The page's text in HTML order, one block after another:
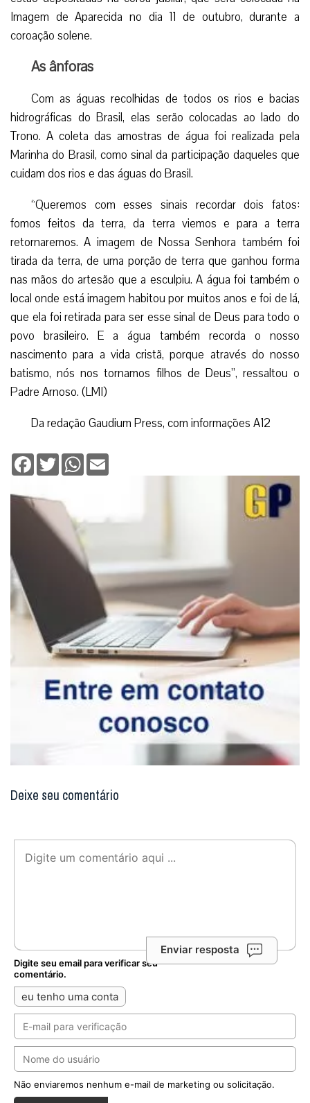
Imagem de Aparecida no dia 11 de outubro, durante a
coroação solene.
As ânforas
Com as águas recolhidas de todos os rios e bacias
hidrográficas do Brasil, elas serão colocadas ao lado do
Trono. A coleta das amostras de água foi realizada pela
Marinha do Brasil, como sinal da participação daqueles que
cuidam dos rios e das águas do Brasil.
“Queremos com esses sinais recordar dois fatos:
fomos feitos da terra, da terra viemos e para a terra
retornaremos. A imagem de Nossa Senhora também foi
tirada da terra, de uma porção de terra que ganhou forma
nas mãos do artesão que a esculpiu. A água foi também o
local onde está imagem habitou por muitos anos e foi de lá,
que ela foi retirada para ser esse sinal de Deus para todo o
povo brasileiro. E a água também recorda o nosso
nascimento para a vida cristã, porque através do nosso
batismo, nós nos tornamos filhos de Deus”, ressaltou o
Padre Arnoso. (LMI)
Da redação Gaudium Press, com informações A12
Facebook
TwitterWhatsApp
Deixe seu comentário
Enviar resposta
Digite seu email para verificar seu
comentário.
eu tenho uma conta
Não enviaremos nenhum e-mail de marketing ou solicitação.